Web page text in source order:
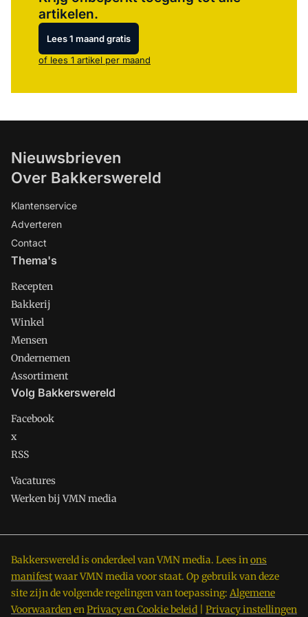
artikelen.
Lees 1 maand gratis
of lees 1 artikel per maand
Nieuwsbrieven
Over Bakkerswereld
Klantenservice
Adverteren
Contact
Thema's
Recepten
Bakkerij
Winkel
Mensen
Ondernemen
Assortiment
Volg Bakkerswereld
Facebook
x
RSS
Vacatures
Werken bij VMN media
Bakkerswereld is onderdeel van VMN media. Lees inons
manifestwaar VMN media voor staat. Op gebruik van deze
site zijn de volgende regelingen van toepassing: Algemene
VoorwaardenenPrivacy en Cookie beleid Privacy instellingen